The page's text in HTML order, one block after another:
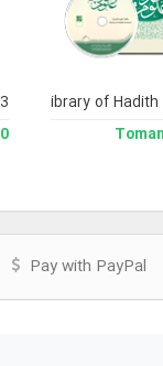
Library of
Pay with PayPal